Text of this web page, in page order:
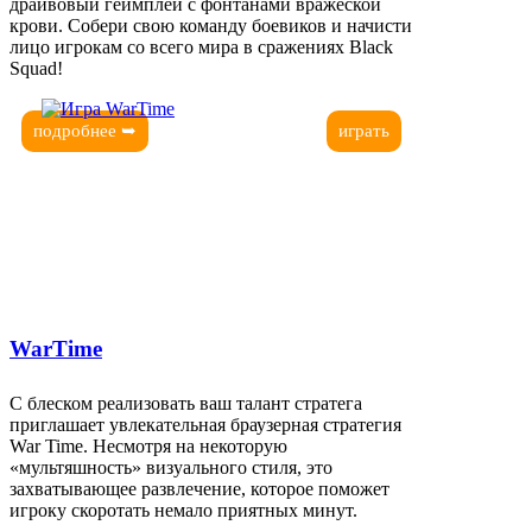
драйвовый геймплей с фонтанами вражеской
крови. Собери свою команду боевиков и начисти
лицо игрокам со всего мира в сражениях Black
Squad!
играть
подробнее ➥
WarTime
С блеском реализовать ваш талант стратега
приглашает увлекательная браузерная стратегия
War Time. Несмотря на некоторую
«мультяшность» визуального стиля, это
захватывающее развлечение, которое поможет
игроку скоротать немало приятных минут.